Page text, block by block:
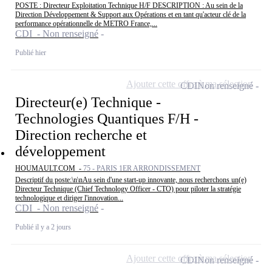
POSTE : Directeur Exploitation Technique H/F DESCRIPTION : Au sein de la
Direction Développement & Support aux Opérations et en tant qu'acteur clé de la
performance opérationnelle de METRO France,...
CDI - Non renseigné
Publié hier
Directeur(e) Technique -
Technologies Quantiques F/H -
Direction recherche et
développement
HOUMAULT.COM - 75 - PARIS 1ER ARRONDISSEMENT
Descriptif du poste:\n\nAu sein d'une start-up innovante, nous recherchons un(e)
Directeur Technique (Chief Technology Officer - CTO) pour piloter la stratégie
technologique et diriger l'innovation...
CDI - Non renseigné
Publié il y a 2 jours
CDINon renseigné
Ajouter cette offre à ma sélection
CDINon renseigné
Ajouter cette offre à ma sélection